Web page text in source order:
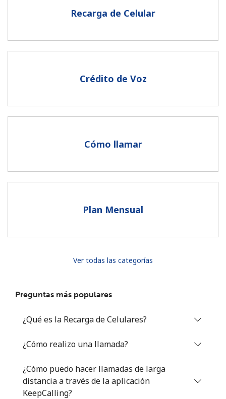
Un caracter especial
Al abrir una cuenta en este sitio web, estoy de acuerdo con
¿Olvidaste tu contraseña? →
Recarga de Celular
Crédito de Voz
Cómo llamar
Plan Mensual
Ver todas las categorías
Preguntas más populares
¿Qué es la Recarga de Celulares?
¿Cómo realizo una llamada?
¿Cómo puedo hacer llamadas de larga
distancia a través de la aplicación
KeepCalling?